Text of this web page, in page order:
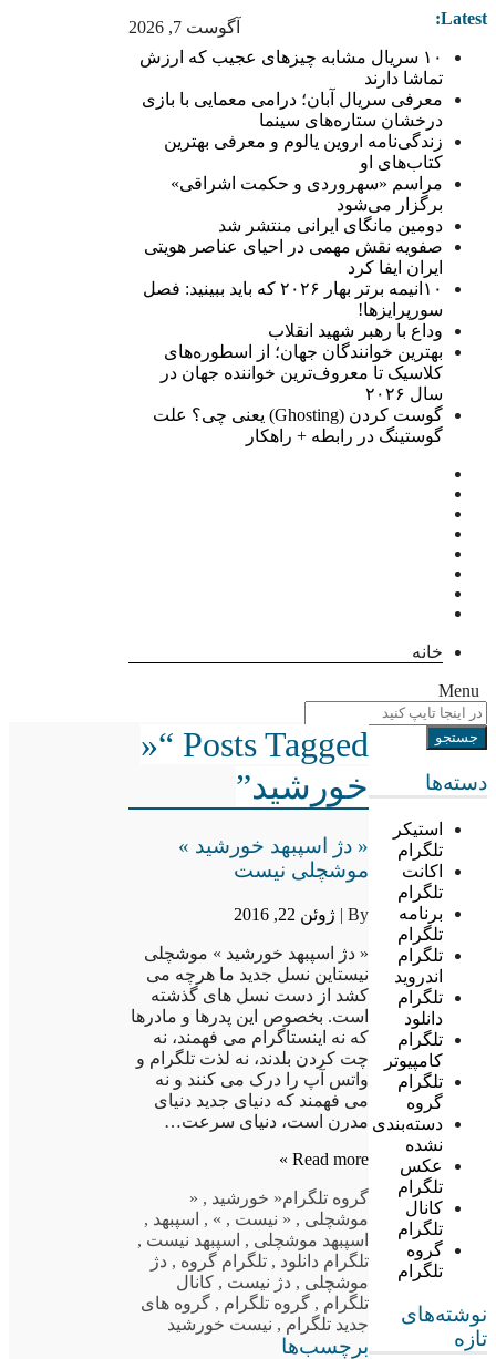
آگوست 7, 2026 Latest:
۱۰ سریال مشابه چیزهای عجیب که ارزش
تماشا دارند
معرفی سریال آبان؛ درامی معمایی با بازی
درخشان ستاره‌های سینما
زندگی‌نامه اروین یالوم و معرفی بهترین
کتاب‌های او
مراسم «سهروردی و حکمت اشراقی»
برگزار می‌شود
دومین مانگای ایرانی منتشر شد
صفویه نقش مهمی در احیای عناصر هویتی
ایران ایفا کرد
۱۰انیمه برتر بهار ۲۰۲۶ که باید ببینید: فصل
سورپرایزها!
وداع با رهبر شهید انقلاب
بهترین خوانندگان جهان؛ از اسطوره‌های
کلاسیک تا معروف‌ترین خواننده جهان در
سال ۲۰۲۶
گوست کردن (Ghosting) یعنی چی؟ علت
گوستینگ در رابطه + راهکار
خانه
Menu
دسته‌ها
استیکر
تلگرام
اکانت
تلگرام
برنامه
تلگرام
تلگرام
اندروید
تلگرام
دانلود
تلگرام
کامپیوتر
تلگرام
گروه
دسته‌بندی
نشده
عکس
تلگرام
کانال
تلگرام
گروه
تلگرام
نوشته‌های
تازه
Posts Tagged “«
خورشید”
« دژ اسپبهد خورشید »
موشچلی نیست
By | ژوئن 22, 2016
« دژ اسپبهد خورشید » موشچلی
نیستاین نسل جدید ما هرچه می
کشد از دست نسل های گذشته
است. بخصوص این پدرها و مادرها
که نه اینستاگرام می فهمند، نه
چت کردن بلدند، نه لذت تلگرام و
واتس آپ را درک می کنند و نه
می فهمند که دنیای جدید دنیای
مدرن است، دنیای سرعت…
Read more »
گروه تلگرام« خورشید ,
«
موشچلی , « نیست ,
»
, اسپبهد ,
اسپبهد موشچلی , اسپبهد نیست ,
تلگرام دانلود , تلگرام گروه , دژ
موشچلی , دژ نیست , کانال
تلگرام , گروه تلگرام , گروه های
جدید تلگرام , نیست خورشید
برچسب‌ها